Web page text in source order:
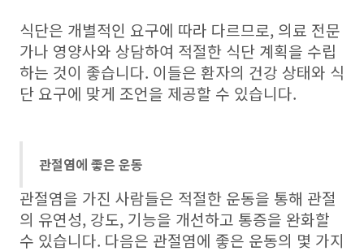
식단은 개별적인 요구에 따라 다르므로, 의료 전문
가나 영양사와 상담하여 적절한 식단 계획을 수립
하는 것이 좋습니다. 이들은 환자의 건강 상태와 식
단 요구에 맞게 조언을 제공할 수 있습니다.
관절염에 좋은 운동
관절염을 가진 사람들은 적절한 운동을 통해 관절
의 유연성, 강도, 기능을 개선하고 통증을 완화할
수 있습니다. 다음은 관절염에 좋은 운동의 몇 가지